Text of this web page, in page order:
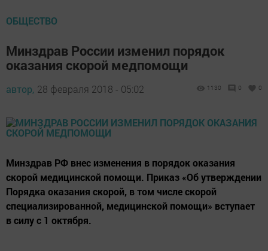
ОБЩЕСТВО
Минздрав России изменил порядок
оказания скорой медпомощи
автор, 28 февраля 2018 - 05:02 1130 0 0
Минздрав РФ внес изменения в порядок оказания
скорой медицинской помощи. Приказ «Об утверждении
Порядка оказания скорой, в том числе скорой
специализированной, медицинской помощи» вступает
в силу с 1 октября.